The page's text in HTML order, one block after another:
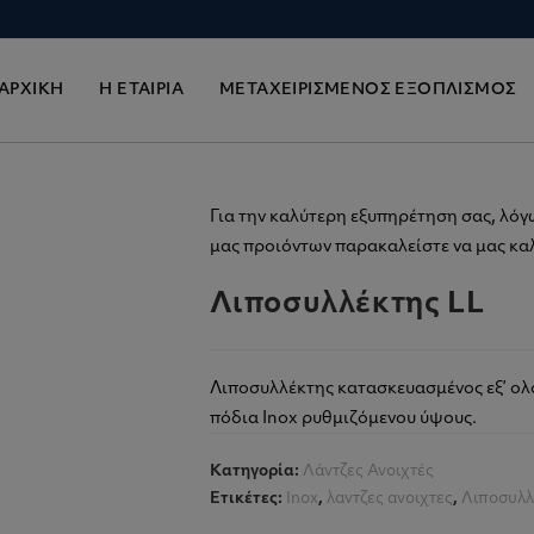
Η ΕΤΑΙΡΙΑ ΜΕΤΑΧΕΙΡΙΣΜΕΝΟΣ ΕΞΟΠΛΙΣΜΟΣ
Για την καλύτερη εξυπηρέτηση σας,
μας προιόντων παρακαλείστε να μας
Λιποσυλλέκτης LL
Λιποσυλλέκτης κατασκευασμένος εξ’
πόδια Inox ρυθμιζόμενου ύψους.
Κατηγορία: Λάντζες Ανοιχτές
Ετικέτες:
Inox, λαντζες ανοιχτες,